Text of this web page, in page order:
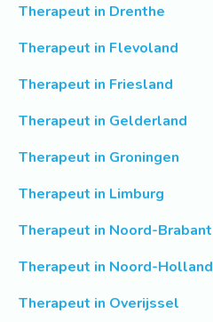
Therapeut in Drenthe
Therapeut in Flevoland
Therapeut in Friesland
Therapeut in Gelderland
Therapeut in Groningen
Therapeut in Limburg
Therapeut in Noord-Brabant
Therapeut in Noord-Holland
Therapeut in Overijssel